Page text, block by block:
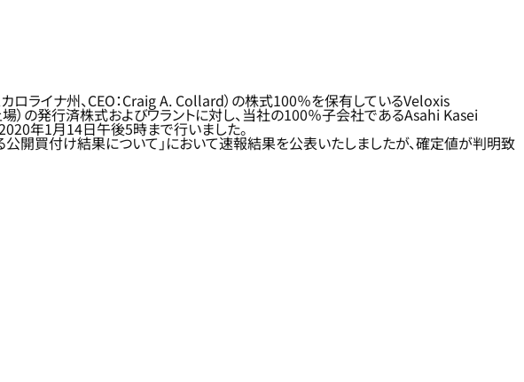
ロライナ州、CEO：Craig A. Collard）の株式100％を保有しているVeloxis
）の発行済株式およびワラントに対し、当社の100％子会社であるAsahi Kasei
年1月14日午後5時まで行いました。
開買付け結果について」において速報結果を公表いたしましたが、確定値が判明致